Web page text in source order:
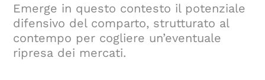
Emerge in questo contesto il potenziale
difensivo del comparto, strutturato al
contempo per cogliere un’eventuale
ripresa dei mercati.